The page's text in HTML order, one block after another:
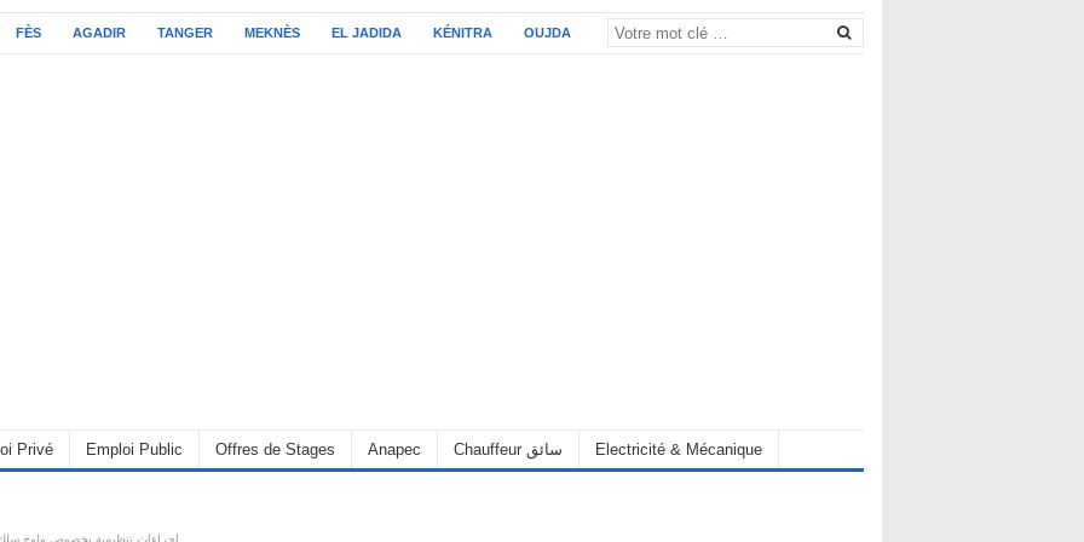
FÈS AGADIR TANGER MEKNÈS EL JADIDA KÉNITRA OUJDA
Privé Emploi Public Offres de Stages Anapec Chauffeur سائق Electricité & Mécanique
اجراءات تنظيمية بخصوص ولوج سلك